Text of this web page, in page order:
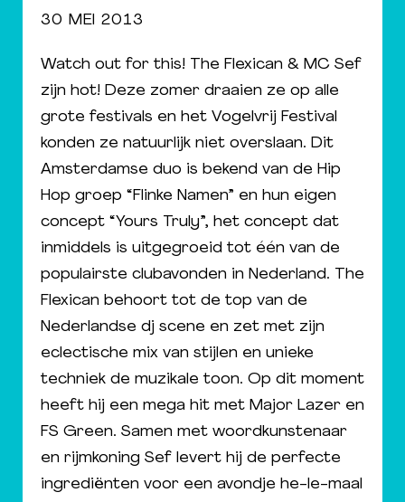
30 MEI 2013
Watch out for this! The Flexican & MC Sef
zijn hot! Deze zomer draaien ze op alle
grote festivals en het Vogelvrij Festival
konden ze natuurlijk niet overslaan. Dit
Amsterdamse duo is bekend van de Hip
Hop groep “Flinke Namen” en hun eigen
concept “Yours Truly”, het concept dat
inmiddels is uitgegroeid tot één van de
populairste clubavonden in Nederland. The
Flexican behoort tot de top van de
Nederlandse dj scene en zet met zijn
eclectische mix van stijlen en unieke
techniek de muzikale toon. Op dit moment
heeft hij een mega hit met Major Lazer en
FS Green. Samen met woordkunstenaar
en rijmkoning Sef levert hij de perfecte
ingrediënten voor een avondje he-le-maal